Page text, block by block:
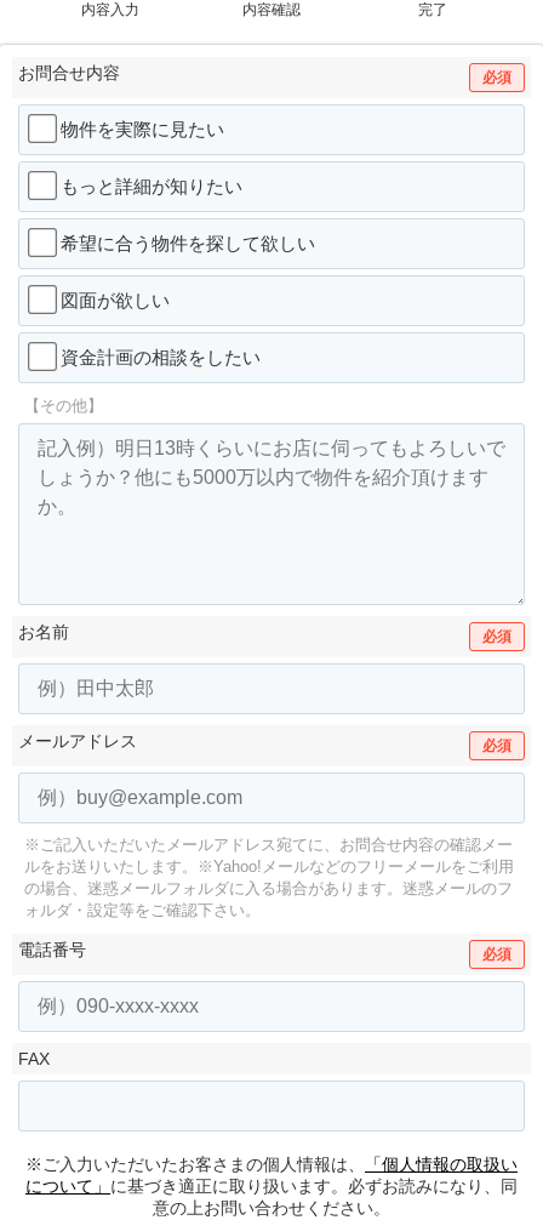
内容入力
内容確認
完了
お問合せ内容 必須
物件を実際に見たい
もっと詳細が知りたい
希望に合う物件を探して欲しい
図面が欲しい
資金計画の相談をしたい
【その他】
お名前 必須
メールアドレス 必須
※ご記入いただいたメールアドレス宛てに、お問合せ内容の確認メー
ルをお送りいたします。
※Yahoo!メールなどのフリーメールをご利用
の場合、迷惑メールフォルダに入る場合があります。 迷惑メールのフ
ォルダ・設定等をご確認下さい。
電話番号 必須
FAX
※ご入力いただいたお客さまの個人情報は、
「個人情報の取扱い
について」 に基づき適正に取り扱います。必ずお読みになり、同
意の上お問い合わせください。